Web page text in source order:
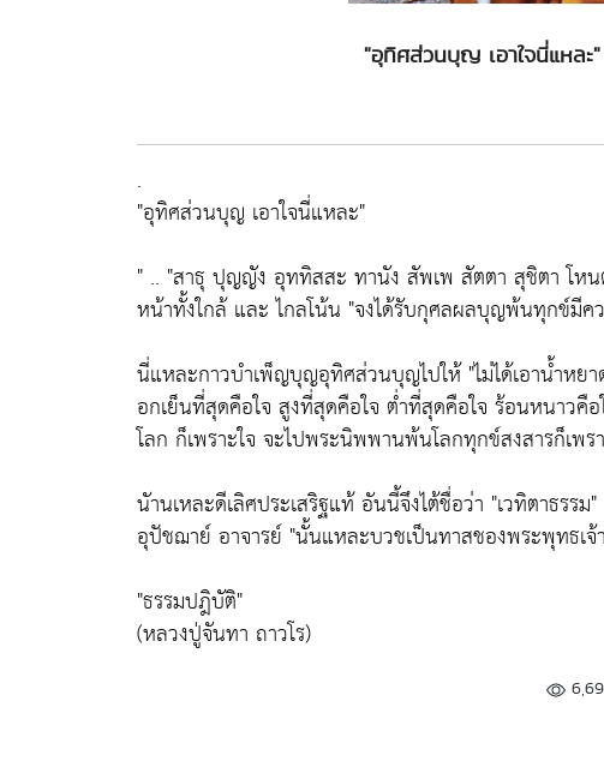
"อุทิศส่วนบุญ เอาใจนี่แหละ
.
"อุทิศส่วนบุญ เอาใจนี่แหละ"
" .. "สาธุ ปุญญัง อุททิสสะ ทานัง สัพเพ สัตตา สุชิตา โห
หน้าทั้งใกล้ และ ไกลโน้น "จงได้รับกุศลผลบุญพ้นทุกข์มีค
นี่แหละกาวบำเพ็ญบุญอุทิศส่วนบุญไปให้ "ไม่ได้เอาน้ำหย
อกเย็นที่สุดคือใจ สูงที่สุดคือใจ ตํ่าที่สุดคือใจ ร้อนหนาว
โลก ก็เพราะใจ จะไปพระนิพพานพ้นโลกทุกข์สงสารก็เพ
นัานเหละดีเลิศประเสริฐแท้ อันนี้จึงไต้ชื่อว่า "เวทิตาธรร
อุปัชฌาย์ อาจารย์ "นั้นแหละบวชเป็นทาสชองพระพุทธเ
"ธรรมปฎิบัติ"
(หลวงปู่จันทา ถาวโร)